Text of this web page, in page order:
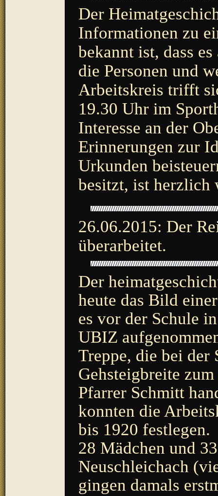
Der
Informationen zu
bekannt ist, dass
die Personen und
Arbeitskreis trifft
19.30 Uhr im
Interesse an der
Erinnerungen zur
Urkunden
besitzt, ist herzlich
26.06.2015: Der
überarbeitet.
Der
heute das Bild
es vor der Schule
UBIZ
Treppe, die bei der
Gehsteigbreite
Pfarrer Schmitt
konnten die
bis 1920 festlegen.
28 Mädchen und
Neuschleichach
gingen damals